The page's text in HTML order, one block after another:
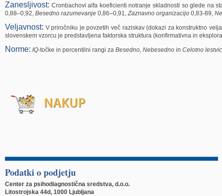
Zanesljivost: Cronbachovi alfa koeficienti notranje skladnosti so glede na
0,88–0,92, Besedno razumevanje 0,86–0,91,Zaznavno organizacijo 0,83-89,
Veljavnost: V priročniku je povzetih več raziskav (dokazi za konstruktno
slovenskem vzorcu je predstavljena faktorska struktura (konfirmativna in
Norme: IQ-točke in percentilni rangi za Besedno, Nebesedno in Celotno
Podatki o podjetju
Center za psihodiagnostična sredstva, d.o.o.
Litostrojska 44d, 1000 Ljubljana